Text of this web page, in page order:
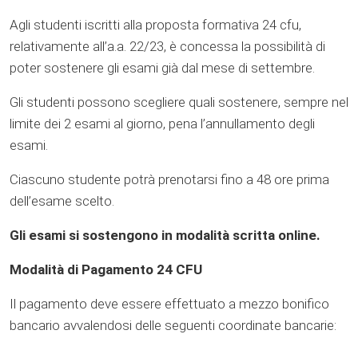
Agli studenti iscritti alla proposta formativa 24 cfu,
relativamente all’a.a. 22/23, è concessa la possibilità di
poter sostenere gli esami già dal mese di settembre.
Gli studenti possono scegliere quali sostenere, sempre nel
limite dei 2 esami al giorno, pena l’annullamento degli
esami.
Ciascuno studente potrà prenotarsi fino a 48 ore prima
dell’esame scelto.
Gli esami si sostengono in modalità scritta online.
Modalità di Pagamento 24 CFU
Il pagamento deve essere effettuato a mezzo bonifico
bancario avvalendosi delle seguenti coordinate bancarie: